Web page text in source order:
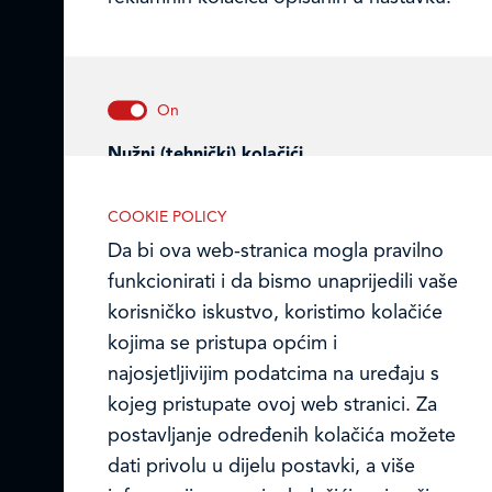
Ledo u inozemstvu
Privacy notice and Cookies
© LEDO plus d.o.o. 2026.
COOKIE POLICY
Da bi ova web-stranica mogla pravilno
funkcionirati i da bismo unaprijedili vaše
korisničko iskustvo, koristimo kolačiće
kojima se pristupa općim i
najosjetljivijim podatcima na uređaju s
kojeg pristupate ovoj web stranici. Za
postavljanje određenih kolačića možete
dati privolu u dijelu postavki, a više
Nužni (tehnički) kolačići
funkcionalnosti. Bez ovih kolačića, web-
stranica ne može pravilno funkcionirati,
a isključiti ih možete mijenjanjem
postavki u svome web-pregledniku.
Analitički kolačići
Analitički kolačići pomažu nam